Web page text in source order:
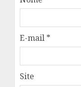
E-mail *
Site